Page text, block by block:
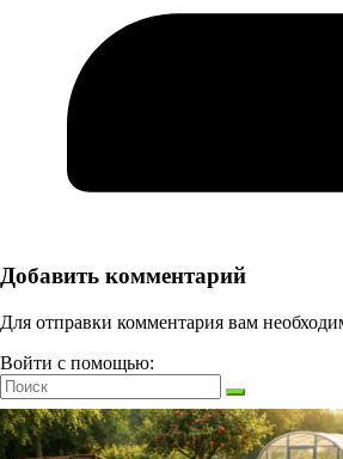
Добавить комментарий
Для отправки комментария вам
Войти с помощью: